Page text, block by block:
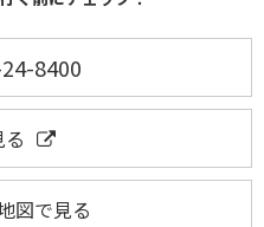
8400
図で見る